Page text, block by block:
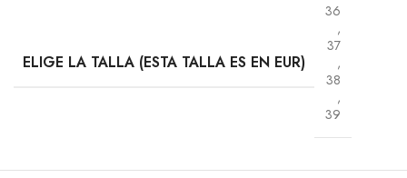
ELIGE LA TALLA (ESTA TALLA ES EN EUR)
36
,
37
,
38
,
39